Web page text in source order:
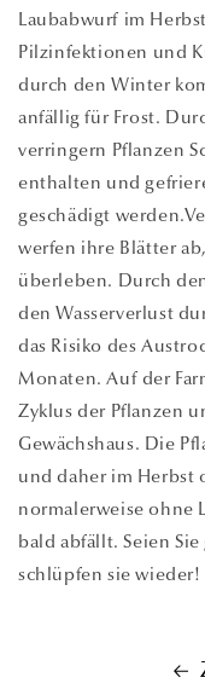
Laubabwurf im
Pilzinfektionen und
durch den Winter
anfällig für Frost.
verringern Pflanzen
enthalten und
geschädigt
werfen ihre Blätter
überleben. Durch
den Wasserverlust
das Risiko des
Monaten. Auf der
Zyklus der Pflanzen
Gewächshaus. Die
und daher im Herbst
normalerweise ohne
bald abfällt. Seien
schlüpfen sie wieder!